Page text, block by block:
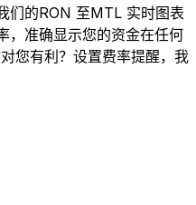
们的RON 至MTL 实时图表
，准确显示您的资金在任何
您有利？设置费率提醒，我